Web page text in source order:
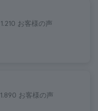
1.210 お客様の声
1.890 お客様の声